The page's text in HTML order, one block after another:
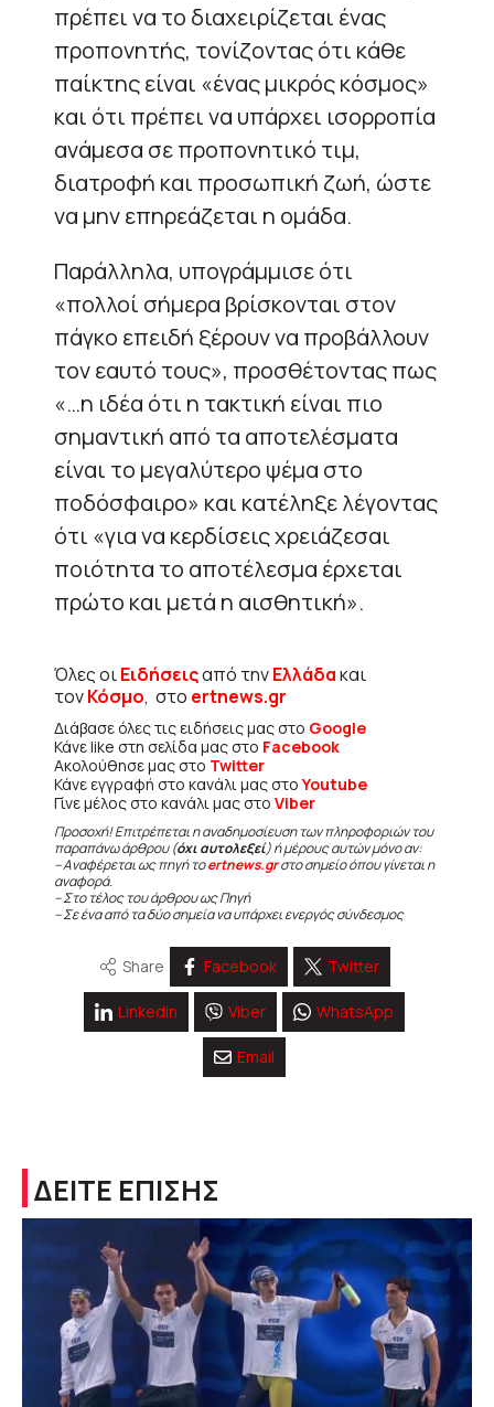
πρέπει να το διαχειρίζεται ένας
προπονητής, τονίζοντας ότι κάθε
παίκτης είναι «ένας μικρός κόσμος»
και ότι πρέπει να υπάρχει ισορροπία
ανάμεσα σε προπονητικό τιμ,
διατροφή και προσωπική ζωή, ώστε
να μην επηρεάζεται η ομάδα.
Παράλληλα, υπογράμμισε ότι
«πολλοί σήμερα βρίσκονται στον
πάγκο επειδή ξέρουν να προβάλλουν
τον εαυτό τους», προσθέτοντας πως
«…η ιδέα ότι η τακτική είναι πιο
σημαντική από τα αποτελέσματα
είναι το μεγαλύτερο ψέμα στο
ποδόσφαιρο» και κατέληξε λέγοντας
ότι «για να κερδίσεις χρειάζεσαι
ποιότητα το αποτέλεσμα έρχεται
πρώτο και μετά η αισθητική».
Όλες οιΕιδήσειςαπό τηνΕλλάδακαι
τονΚόσμο, στο ertnews.gr
Διάβασε όλες τις ειδήσεις μας στο Google
Κάνε like στη σελίδα μας στο Facebook
Ακολούθησε μας στο Twitter
Κάνε εγγραφή στο κανάλι μας στοYoutube
Γίνε μέλος στο κανάλι μας στο Viber
Προσοχή! Επιτρέπεται η αναδημοσίευση των πληροφοριών του
παραπάνω άρθρου (όχι αυτολεξεί) ή μέρους αυτών μόνο αν:
– Αναφέρεται ως πηγή τοertnews.grστο σημείο όπου γίνεται η
αναφορά.
– Στο τέλος του άρθρου ως Πηγή
– Σε ένα από τα δύο σημεία να υπάρχει ενεργός σύνδεσμος
Share Facebook Twitter
Linkedin Viber WhatsApp
Email
ΔΕΙΤΕ ΕΠΙΣΗΣ